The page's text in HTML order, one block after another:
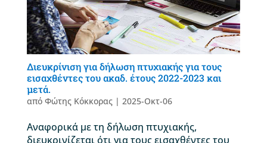
Διευκρίνιση για δήλωση πτυχιακής για τους
εισαχθέντες του ακαδ. έτους 2022-2023 και
μετά.
από Φώτης Κόκκορας| 2025-Οκτ-06
Αναφορικά με τη δήλωση πτυχιακής,
διευκρινίζεται ότι για τους εισαχθέντες του